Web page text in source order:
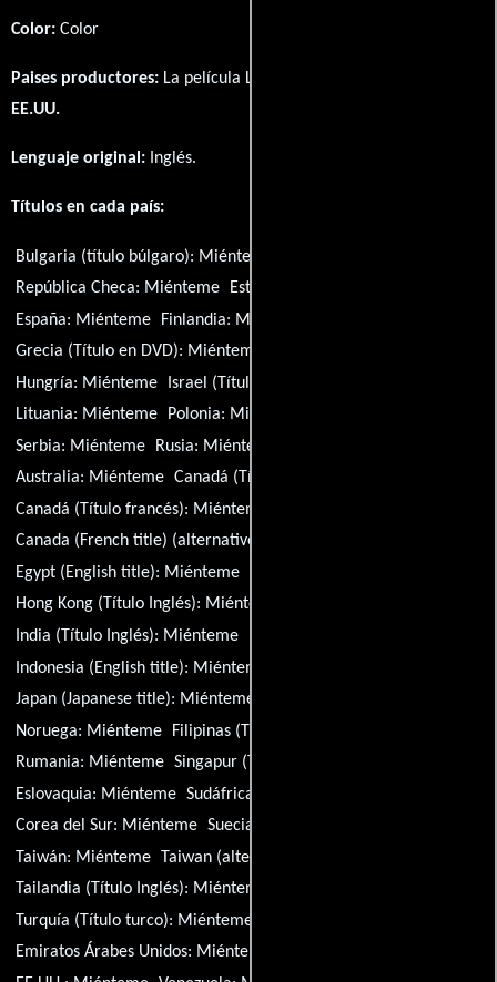
Color: Color
Paises productores: La película Lie to Me fué producida en
EE.UU.
Lenguaje original: Inglés.
Títulos en cada país:
Bulgaria (título búlgaro): Miénteme
República Checa: Miénteme Estonia:
España: Miénteme Finlandia: Miénteme
Grecia (Título en DVD): Miénteme
Hungría: Miénteme Israel (Título hebreo):
Lituania: Miénteme Polonia: Miénteme
Serbia: Miénteme Rusia: Miénteme
Australia: Miénteme Canadá (Título Inglés):
Canadá (Título francés): Miénteme
Canada (French title) (alternative title):
Egypt (English title): Miénteme
Hong Kong (Título Inglés): Miénteme
India (Título Inglés): Miénteme
Indonesia (English title): Miénteme
Japan (Japanese title): Miénteme
Noruega: Miénteme Filipinas (Título Inglés):
Rumania: Miénteme Singapur (Título Inglés):
Eslovaquia: Miénteme Sudáfrica (título en inglés):
Corea del Sur: Miénteme Suecia:
Taiwán: Miénteme Taiwan (alternative title):
Tailandia (Título Inglés): Miénteme
Turquía (Título turco): Miénteme
Emiratos Árabes Unidos: Miénteme